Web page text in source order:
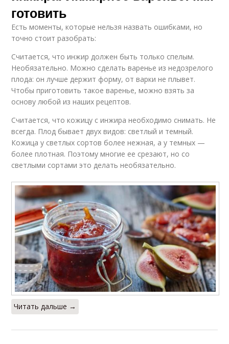
готовить
Есть моменты, которые нельзя назвать ошибками, но
точно стоит разобрать:
Считается, что инжир должен быть только спелым.
Необязательно. Можно сделать варенье из недозрелого
плода: он лучше держит форму, от варки не плывет.
Чтобы приготовить такое варенье, можно взять за
основу любой из наших рецептов.
Считается, что кожицу с инжира необходимо снимать. Не
всегда. Плод бывает двух видов: светлый и темный.
Кожица у светлых сортов более нежная, а у темных —
более плотная. Поэтому многие ее срезают, но со
светлыми сортами это делать необязательно.
Читать дальше →